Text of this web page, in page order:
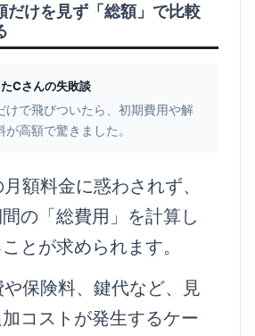
だけを見ず「総額」で比較
Cさんの失敗談
けで飛びついたら、初期費用や解
高額で驚きました。
額料金に惑わされず、
の「総費用」を計算し
とが求められます。
保険料、鍵代など、見
コストが発生するケー